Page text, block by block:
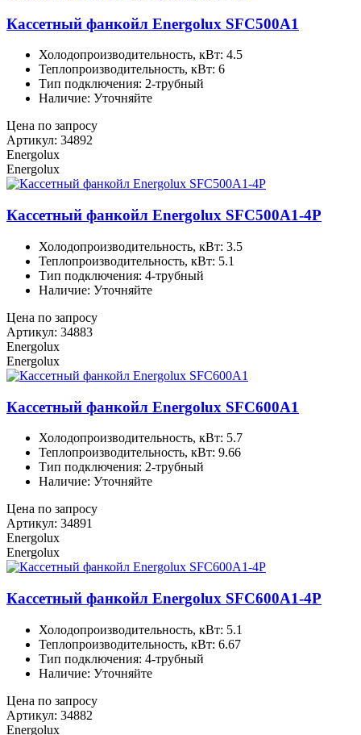
Кассетный фанкойл Energolux SFC500A1
Холодопроизводительность, кВт: 4.5
Теплопроизводительность, кВт: 6
Тип подключения: 2-трубный
Наличие: Уточняйте
Цена по запросу
Артикул: 34892
Energolux
Energolux
Кассетный фанкойл Energolux SFC500A1-4P
Холодопроизводительность, кВт: 3.5
Теплопроизводительность, кВт: 5.1
Тип подключения: 4-трубный
Наличие: Уточняйте
Цена по запросу
Артикул: 34883
Energolux
Energolux
Кассетный фанкойл Energolux SFC600A1
Холодопроизводительность, кВт: 5.7
Теплопроизводительность, кВт: 9.66
Тип подключения: 2-трубный
Наличие: Уточняйте
Цена по запросу
Артикул: 34891
Energolux
Energolux
Кассетный фанкойл Energolux SFC600A1-4P
Холодопроизводительность, кВт: 5.1
Теплопроизводительность, кВт: 6.67
Тип подключения: 4-трубный
Наличие: Уточняйте
Цена по запросу
Артикул: 34882
Energolux